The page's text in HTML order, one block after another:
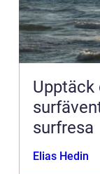
surfresa
Elias Hedin